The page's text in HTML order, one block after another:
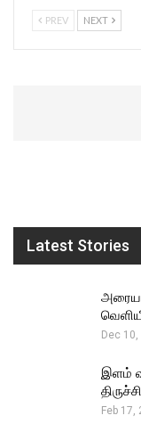
PREV NEXT
Latest Stories
Dec 10,
இளம்
Feb 17,